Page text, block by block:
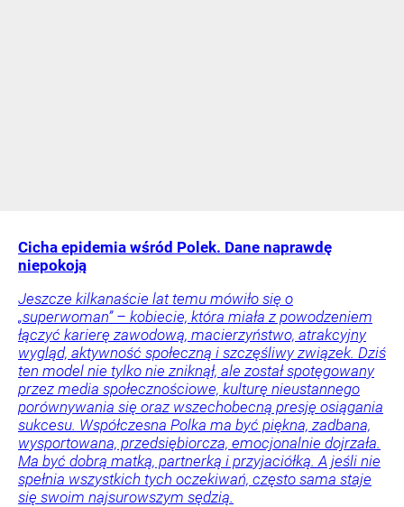
Cicha epidemia wśród Polek. Dane naprawdę
niepokoją
Jeszcze kilkanaście lat temu mówiło się o
„superwoman” – kobiecie, która miała z powodzeniem
łączyć karierę zawodową, macierzyństwo, atrakcyjny
wygląd, aktywność społeczną i szczęśliwy związek. Dziś
ten model nie tylko nie zniknął, ale został spotęgowany
przez media społecznościowe, kulturę nieustannego
porównywania się oraz wszechobecną presję osiągania
sukcesu. Współczesna Polka ma być piękna, zadbana,
wysportowana, przedsiębiorcza, emocjonalnie dojrzała.
Ma być dobrą matką, partnerką i przyjaciółką. A jeśli nie
spełnia wszystkich tych oczekiwań, często sama staje
się swoim najsurowszym sędzią.